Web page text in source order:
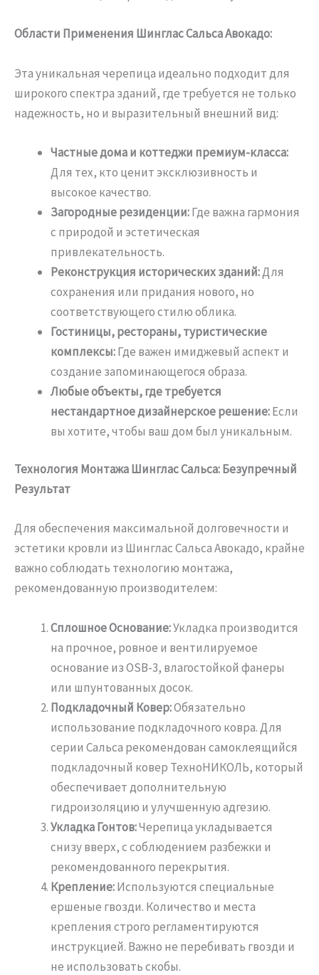
Области Применения Шинглас Сальса Авокадо:
Эта уникальная черепица идеально подходит для
широкого спектра зданий, где требуется не только
надежность, но и выразительный внешний вид:
Частные дома и коттеджи премиум-класса:
Для тех, кто ценит эксклюзивность и
высокое качество.
Загородные резиденции:Где важна гармония
с природой и эстетическая
привлекательность.
Реконструкция исторических зданий:Для
сохранения или придания нового, но
соответствующего стилю облика.
Гостиницы, рестораны, туристические
комплексы:Где важен имиджевый аспект и
создание запоминающегося образа.
Любые объекты, где требуется
нестандартное дизайнерское решение:Если
вы хотите, чтобы ваш дом был уникальным.
Технология Монтажа Шинглас Сальса: Безупречный
Результат
Для обеспечения максимальной долговечности и
эстетики кровли из Шинглас Сальса Авокадо, крайне
важно соблюдать технологию монтажа,
рекомендованную производителем:
Сплошное Основание:Укладка производится
на прочное, ровное и вентилируемое
основание из OSB-3, влагостойкой фанеры
или шпунтованных досок.
Подкладочный Ковер:Обязательно
использование подкладочного ковра. Для
серии Сальса рекомендован самоклеящийся
подкладочный ковер ТехноНИКОЛЬ, который
обеспечивает дополнительную
гидроизоляцию и улучшенную адгезию.
Укладка Гонтов:Черепица укладывается
снизу вверх, с соблюдением разбежки и
рекомендованного перекрытия.
Крепление:Используются специальные
ершеные гвозди. Количество и места
крепления строго регламентируются
инструкцией. Важно не перебивать гвозди и
не использовать скобы.